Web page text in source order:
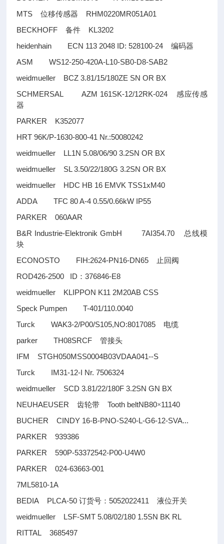
MTS位移传感器
RHM0220MR051A01
BECKHOFF备件 KL3202
heidenhain ECN 113 2048 ID: 528100-24编码器
ASM WS12-250-420A-L10-SB0-D8-SAB2
weidmueller BCZ 3.81/15/180ZE SN OR BX
SCHMERSAL AZM 161SK-12/12RK-024感应传感
器
PARKER K352077
HRT 96K/P-1630-800-41 Nr.:50080242
weidmueller LL1N 5.08/06/90 3.2SN OR BX
weidmueller SL 3.50/22/180G 3.2SN OR BX
weidmueller HDC HB 16 EMVK TSS1xM40
ADDA TFC 80 A-4 0.55/0.66kW IP55
PARKER 060AAR
B&R Industrie-Elektronik GmbH 7AI354.70 总线模
块
ECONOSTO FIH:2624-PN16-DN65 止回阀
ROD426-2500 ID ：376846-E8
weidmueller KLIPPON K11 2M20AB CSS
Speck Pumpen T-401/110.0040
Turck WAK3-2/P00/S105,NO:8017085 电缆
parker TH08SRCF管接头
IFM STGH050MSS0004B03VDAA041--S
Turck IM31-12-I Nr. 7506324
weidmueller SCD 3.81/22/180F 3.2SN GN BX
NEUHAEUSER齿轮带 Tooth beltNB80×11140
BUCHER CINDY 16-B-PNO-S240-L-G6-12-SVA...
PARKER 939386
PARKER 590P-53372542-P00-U4W0
PARKER 024-63663-001
7ML5810-1A
BEDIA PLCA-50订货号：5052022411液位开关
weidmueller LSF-SMT 5.08/02/180 1.5SN BK RL
RITTAL 3685497